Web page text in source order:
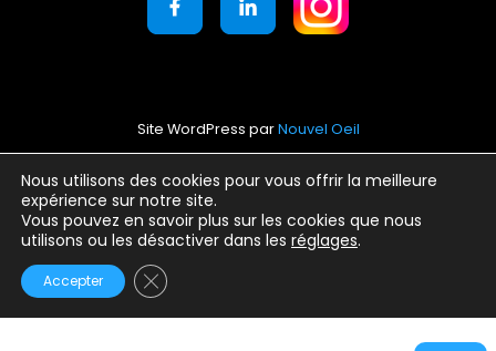
Nous utilisons des cookies pour vous offrir la meilleure
expérience sur notre site.
Vous pouvez en savoir plus sur les cookies que nous
utilisons ou les désactiver dans les réglages.
Accepter Fermer la bannière des cookies GDPR
Site WordPress parNouvel Oeil
Mentions légales
Conditions générales d’utilisation
Politique de confidentialité